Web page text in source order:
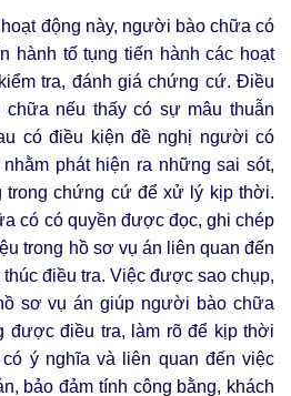
động này, người bào chữa có
hành tố tụng tiến hành các hoạt
tra, đánh giá chứng cứ. Điều
nếu thấy có sự mâu thuẫn
có điều kiện đề nghị người có
phát hiện ra những sai sót,
trong chứng cứ để xử lý kịp thời.
có có quyền được đọc, ghi chép
trong hồ sơ vụ án liên quan đến
điều tra. Việc được sao chụp,
sơ vụ án giúp người bào chữa
được điều tra, làm rõ để kịp thời
ý nghĩa và liên quan đến việc
bảo đảm tính công bằng, khách